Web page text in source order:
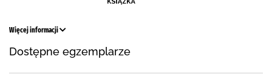
Więcej informacji
Dostępne egzemplarze